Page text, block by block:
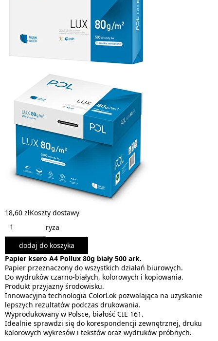
18,60 złKoszty dostawy
ryza
dodaj do koszyka
Papier ksero A4 Pollux 80g biały 500 ark.
Papier przeznaczony do wszystkich działań biurowych.
Do wydruków czarno-białych, kolorowych i kopiowania.
Produkt przyjazny środowisku.
Innowacyjna technologia ColorLok pozwalająca na uzyskanie
lepszych rezultatów podczas drukowania.
Wyprodukowany w Polsce, białość CIE 161.
Idealnie sprawdzi się do korespondencji zewnętrznej, druku
kolorowych wykresów i tekstów oraz wydruków próbnych.